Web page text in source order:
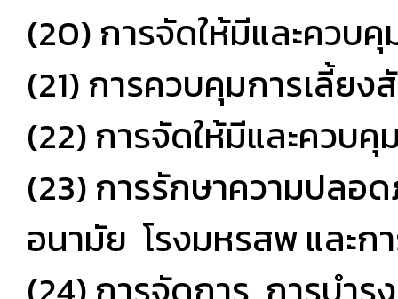
(20) การจัดให้มีและควบ
(21) การควบคุมการเลี้ยง
(22) การจัดให้มีและควบ
(23) การรักษาความปลอ
อนามัย โรงมหรสพ และ